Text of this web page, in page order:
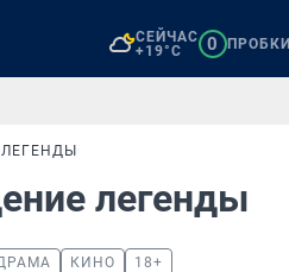
СЕЙЧАС
+19°C
0 ПРОБКИ
легенды
КИНО 18+